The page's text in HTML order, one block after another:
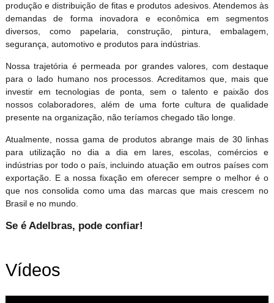
produção e distribuição de fitas e produtos adesivos. Atendemos às
demandas de forma inovadora e econômica em segmentos
diversos, como papelaria, construção, pintura, embalagem,
segurança, automotivo e produtos para indústrias.
Nossa trajetória é permeada por grandes valores, com destaque
para o lado humano nos processos. Acreditamos que, mais que
investir em tecnologias de ponta, sem o talento e paixão dos
nossos colaboradores, além de uma forte cultura de qualidade
presente na organização, não teríamos chegado tão longe.
Atualmente, nossa gama de produtos abrange mais de 30 linhas
para utilização no dia a dia em lares, escolas, comércios e
indústrias por todo o país, incluindo atuação em outros países com
exportação. E a nossa fixação em oferecer sempre o melhor é o
que nos consolida como uma das marcas que mais crescem no
Brasil e no mundo.
Se é Adelbras, pode confiar!
Vídeos